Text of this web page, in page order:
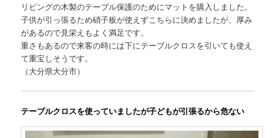
リビングの木製のテーブル保護のためにマットを購入しました。
子供が引っ張るため硝子板が使えずこちらに決めましたが、厚み
があるので見栄えもよく満足です。
重さもあるので来客の時には下にテーブルクロスを引いても使え
て重宝しそうです。
（大分県大分市）
テーブルクロスを使っていましたが子どもが引張るから危ない